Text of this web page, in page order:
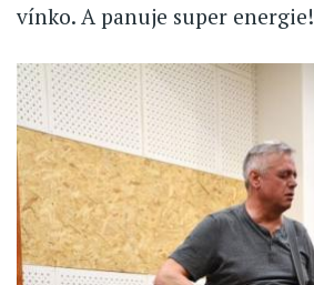
vínko. A panuje super energie!